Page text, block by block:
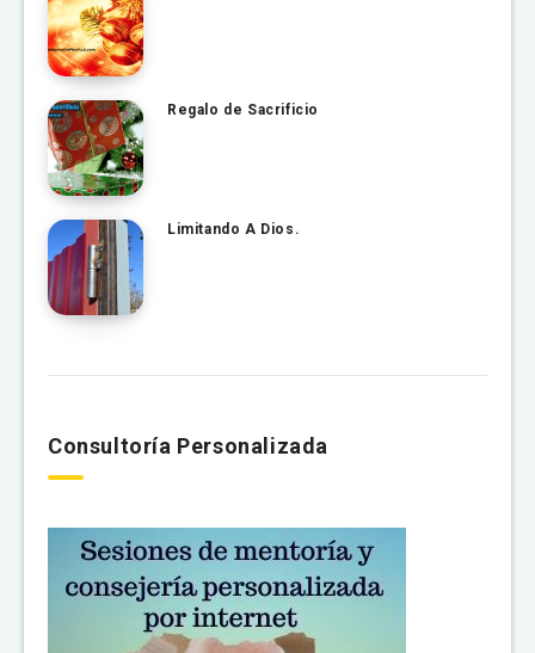
Regalo de Sacrificio
Limitando A Dios.
Consultoría Personalizada